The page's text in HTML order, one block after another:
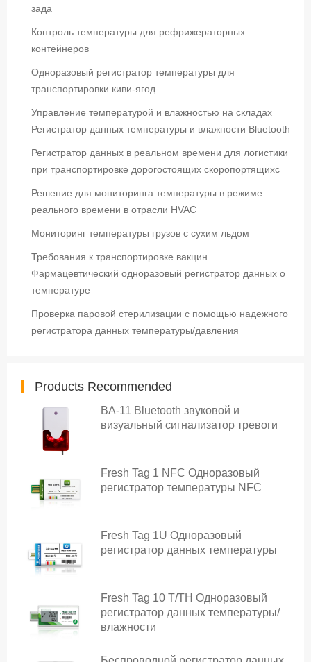
зада
Контроль температуры для рефрижераторных
контейнеров
Одноразовый регистратор температуры для
транспортировки киви-ягод
Управление температурой и влажностью на складах
Регистратор данных температуры и влажности Bluetooth
Регистратор данных в реальном времени для логистики
при транспортировке дорогостоящих скоропортящихс
Решение для мониторинга температуры в режиме
реального времени в отрасли HVAC
Мониторинг температуры грузов с сухим льдом
Требования к транспортировке вакцин
Фармацевтический одноразовый регистратор данных о
температуре
Проверка паровой стерилизации с помощью надежного
регистратора данных температуры/давления
Products Recommended
BA-11 Bluetooth звуковой и
визуальный сигнализатор тревоги
Fresh Tag 1 NFC Одноразовый
регистратор температуры NFC
Fresh Tag 1U Одноразовый
регистратор данных температуры
Fresh Tag 10 T/TH Одноразовый
регистратор данных температуры/
влажности